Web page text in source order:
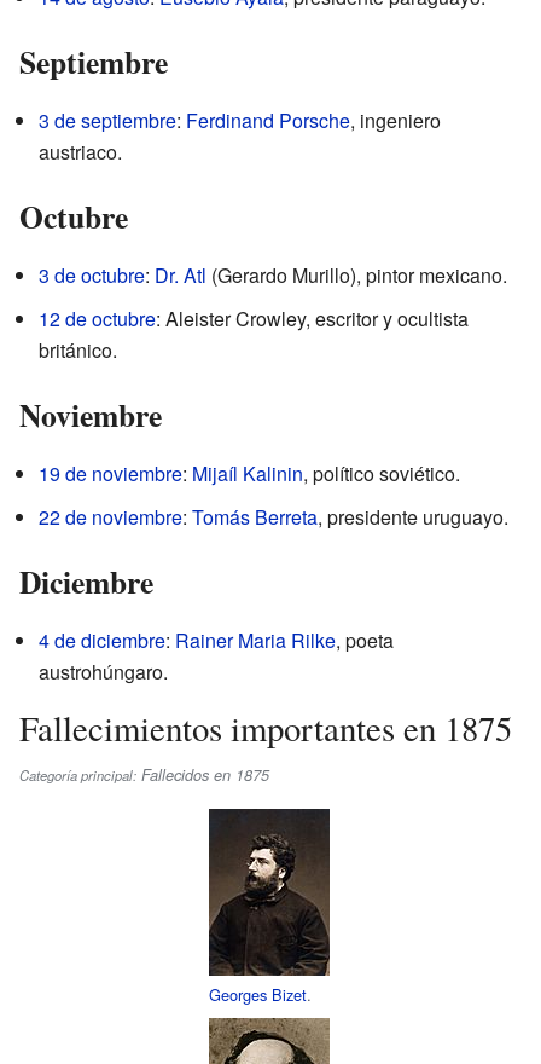
Septiembre
3 de septiembre: Ferdinand Porsche, ingeniero
austriaco.
Octubre
3 de octubre: Dr. Atl (Gerardo Murillo), pintor mexicano.
12 de octubre: Aleister Crowley, escritor y ocultista
británico.
Noviembre
19 de noviembre: Mijaíl Kalinin, político soviético.
22 de noviembre: Tomás Berreta, presidente uruguayo.
Diciembre
4 de diciembre: Rainer Maria Rilke, poeta
austrohúngaro.
Fallecimientos importantes en 1875
Categoría principal: Fallecidos en 1875
Georges Bizet.